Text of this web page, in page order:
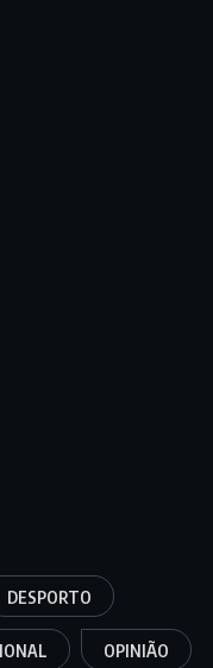
DESPORTO
OPINIÃO